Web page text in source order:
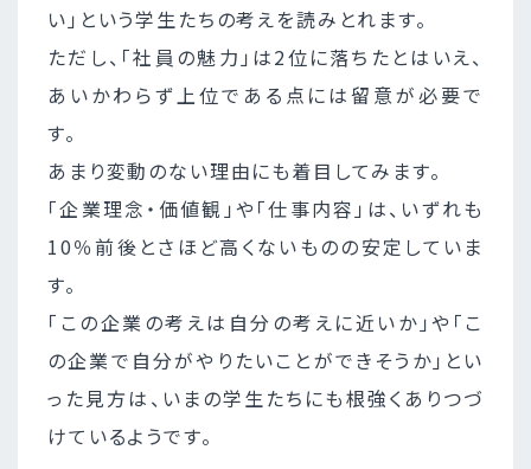
い」という学生たちの考えを読みとれます。
ただし、「社員の魅力」は2位に落ちたとはいえ、
あいかわらず上位である点には留意が必要で
す。
あまり変動のない理由にも着目してみます。
「企業理念・価値観」や「仕事内容」は、いずれも
10％前後とさほど高くないものの安定していま
す。
「この企業の考えは自分の考えに近いか」や「こ
の企業で自分がやりたいことができそうか」とい
った見方は、いまの学生たちにも根強くありつづ
けているようです。